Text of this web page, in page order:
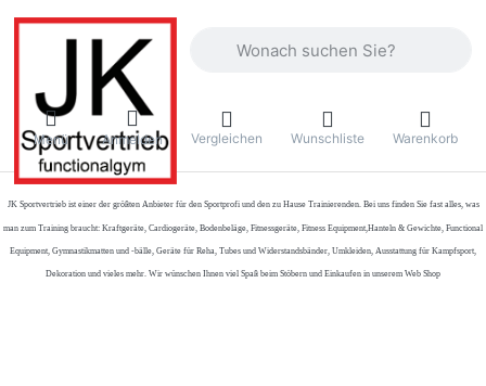
Menü Anmelden Vergleichen Wunschliste Warenkorb
JK Sportvertrieb ist einer der größten Anbieter für den Sportprofi und den zu Hause Trainierenden. Bei uns finden Sie fast alles, was
man zum Training braucht: Kraftgeräte, Cardiogeräte, Bodenbeläge, Fitnessgeräte, Fitness Equipment,Hanteln & Gewichte, Functional
Equipment, Gymnastikmatten und -bälle, Geräte für Reha, Tubes und Widerstandsbänder, Umkleiden, Ausstattung für Kampfsport,
Dekoration und vieles mehr. Wir wünschen Ihnen viel Spaß beim Stöbern und Einkaufen in unserem Web Shop